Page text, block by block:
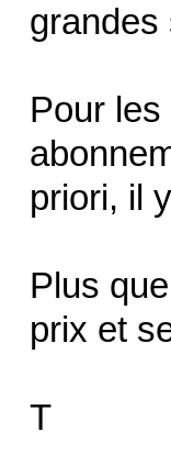
grandes
Pour
priori, il
Plus
prix et
T